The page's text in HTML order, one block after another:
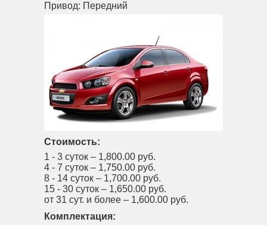
Привод: Передний
Стоимость:
1 - 3 суток – 1,800.00 руб.
4 - 7 суток – 1,750.00 руб.
8 - 14 суток – 1,700.00 руб.
15 - 30 суток – 1,650.00 руб.
от 31 сут. и более – 1,600.00 руб.
Комплектация: